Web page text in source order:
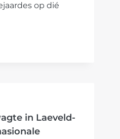
op dié
in Laeveld-